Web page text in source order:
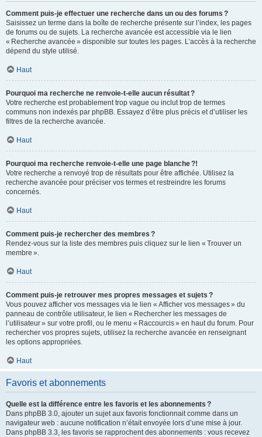
Comment puis-je effectuer une recherche dans un ou des forums ?
Saisissez un terme dans la boîte de recherche présente sur l’index, les pages
de forums ou de sujets. La recherche avancée est accessible via le lien
« Recherche avancée » disponible sur toutes les pages. L’accès à la recherche
dépend du style utilisé.
Haut
Pourquoi ma recherche ne renvoie-t-elle aucun résultat ?
Votre recherche est probablement trop vague ou inclut trop de termes
communs non indexés par phpBB. Essayez d’être plus précis et d’utiliser les
filtres de la recherche avancée.
Haut
Pourquoi ma recherche renvoie-t-elle une page blanche ?!
Votre recherche a renvoyé trop de résultats pour être affichée. Utilisez la
recherche avancée pour préciser vos termes et restreindre les forums
concernés.
Haut
Comment puis-je rechercher des membres ?
Rendez-vous sur la liste des membres puis cliquez sur le lien « Trouver un
membre ».
Haut
Comment puis-je retrouver mes propres messages et sujets ?
Vous pouvez afficher vos messages via le lien « Afficher vos messages » du
panneau de contrôle utilisateur, le lien « Rechercher les messages de
l’utilisateur » sur votre profil, ou le menu « Raccourcis » en haut du forum. Pour
rechercher vos propres sujets, utilisez la recherche avancée en renseignant
les options appropriées.
Haut
Favoris et abonnements
Quelle est la différence entre les favoris et les abonnements ?
Dans phpBB 3.0, ajouter un sujet aux favoris fonctionnait comme dans un
navigateur web : aucune notification n’était envoyée lors d’une mise à jour.
Dans phpBB 3.3, les favoris se rapprochent des abonnements : vous recevez